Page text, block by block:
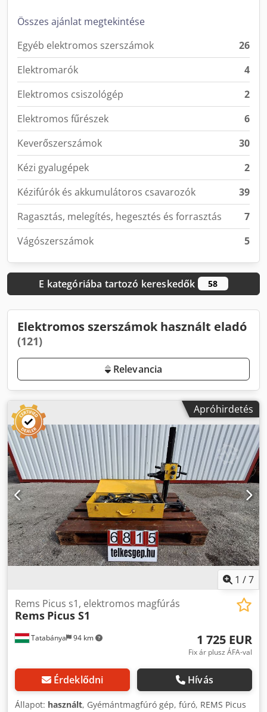
Összes ajánlat megtekintése
Egyéb elektromos szerszámok
26
Elektromarók
4
Elektromos csiszológép
2
Elektromos fűrészek
6
Keverőszerszámok
30
Kézi gyalugépek
2
Kézifúrók és akkumulátoros csavarozók
39
Ragasztás, melegítés, hegesztés és forrasztás
7
Vágószerszámok
5
E kategóriába tartozó kereskedők 58
Elektromos szerszámok használt eladó
(121)
Relevancia
Apróhirdetés
1 /7
Tatabánya 94 km
Rems Picus s1, elektromos magfúrás
Rems Picus S1
1 725 EUR
Fix ár plusz ÁFA-val
Érdeklődni Hívás
Állapot: használt, Gyémántmagfúró gép, fúró, REMS Picus